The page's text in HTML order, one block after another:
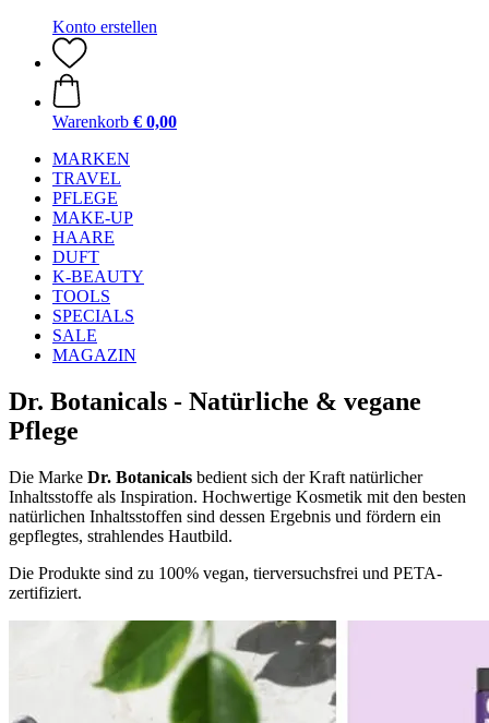
Konto erstellen
Warenkorb € 0,00
MARKEN
TRAVEL
PFLEGE
MAKE-UP
HAARE
DUFT
K-BEAUTY
TOOLS
SPECIALS
SALE
MAGAZIN
Dr. Botanicals - Natürliche & vegane
Pflege
Die Marke Dr. Botanicals bedient sich der Kraft natürlicher
Inhaltsstoffe als Inspiration. Hochwertige Kosmetik mit den besten
natürlichen Inhaltsstoffen sind dessen Ergebnis und fördern ein
gepflegtes, strahlendes Hautbild.
Die Produkte sind zu 100% vegan, tierversuchsfrei und PETA-
zertifiziert.